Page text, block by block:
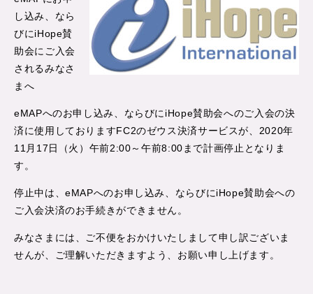
し込み、なら
びにiHope賛
助会にご入会
されるみなさ
まへ
eMAPへのお申し込み、ならびにiHope賛助会へのご入会の決
済に使用しておりますFC2のゼウス決済サービスが、2020年
11月17日（火）午前2:00～午前8:00まで計画停止となりま
す。
停止中は、eMAPへのお申し込み、ならびにiHope賛助会への
ご入会決済のお手続きができません。
みなさまには、ご不便をおかけいたしまして申し訳ございま
せんが、ご理解いただきますよう、お願い申し上げます。